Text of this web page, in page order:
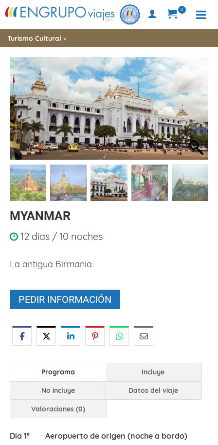
0
Turismo Cultural »
MYANMAR
12 días / 10 noches
La antigua Birmania
PEDIR INFORMACIÓN
Programa Incluye
No incluye Datos del viaje
Valoraciones (0)
Dia 1º Aeropuerto de origen (noche a bordo)